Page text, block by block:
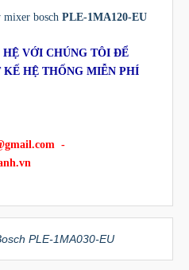
mixer bosch PLE-1MA120-EU
TÔI ĐỂ
HỆ THỐNG MIỄN PHÍ
-
PLE-1MA030-EU